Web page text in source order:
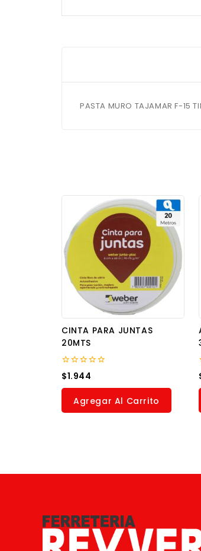
PASTA MURO TAJAMAR F-15
CINTA PARA JUNTAS
20MTS
0
out
of
$1.944
Agregar Al Carrito